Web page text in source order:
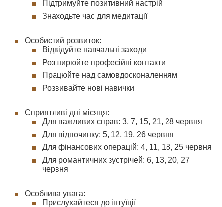
Підтримуйте позитивний настрій
Знаходьте час для медитації
Особистий розвиток:
Відвідуйте навчальні заходи
Розширюйте професійні контакти
Працюйте над самовдосконаленням
Розвивайте нові навички
Сприятливі дні місяця:
Для важливих справ: 3, 7, 15, 21, 28 червня
Для відпочинку: 5, 12, 19, 26 червня
Для фінансових операцій: 4, 11, 18, 25 червня
Для романтичних зустрічей: 6, 13, 20, 27
червня
Особлива увага:
Прислухайтеся до інтуїції